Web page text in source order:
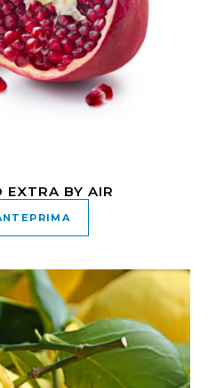
EXTRA BY AIR